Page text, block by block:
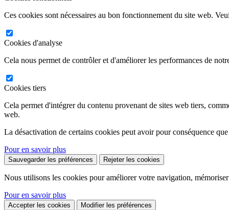
Ces cookies sont nécessaires au bon fonctionnement du site web.
Cookies d'analyse
Cela nous permet de contrôler et d'améliorer les performances de
Cookies tiers
Cela permet d'intégrer du contenu provenant de sites web tiers,
web.
La désactivation de certains cookies peut avoir pour conséquence
Pour en savoir plus
Sauvegarder les préférences Rejeter les cookies
Nous utilisons les cookies pour améliorer votre navigation,
Pour en savoir plus
Accepter les cookies Modifier les préférences